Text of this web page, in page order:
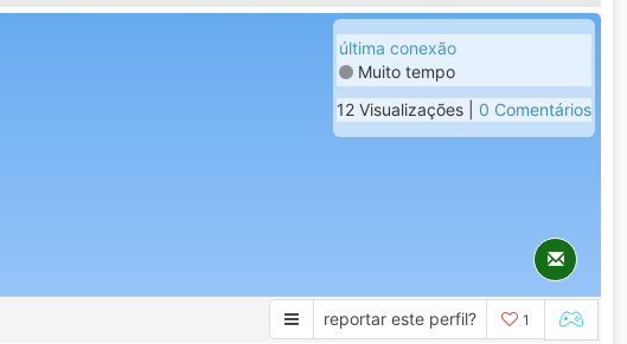
última conexão
Muito tempo
12 Visualizações | 0 Comentários
reportar este perfil? 1